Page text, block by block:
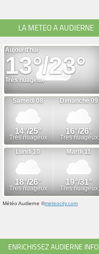
LA METEO A AUDIERNE
Météo Audierne ©meteocity.com
ENRICHISSEZ AUDIERNE INFO